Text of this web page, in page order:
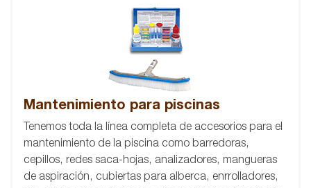
Mantenimiento para piscinas
Tenemos toda la línea completa de accesorios para el
mantenimiento de la piscina como barredoras,
cepillos, redes saca-hojas, analizadores, mangueras
de aspiración, cubiertas para alberca, enrrolladores,